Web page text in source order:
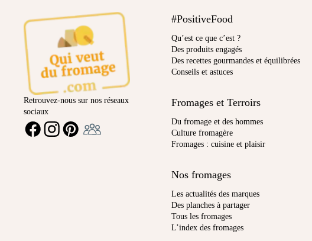
Retrouvez-nous sur nos réseaux
sociaux
FACEBOOKINSTAGRAMPINTEREST
#PositiveFood
Qu’est ce que c’est ?
Des produits engagés
Des recettes gourmandes et équilibrées
Conseils et astuces
Fromages et Terroirs
Du fromage et des hommes
Culture fromagère
Fromages : cuisine et plaisir
Nos fromages
Les actualités des marques
Des planches à partager
Tous les fromages
L’index des fromages